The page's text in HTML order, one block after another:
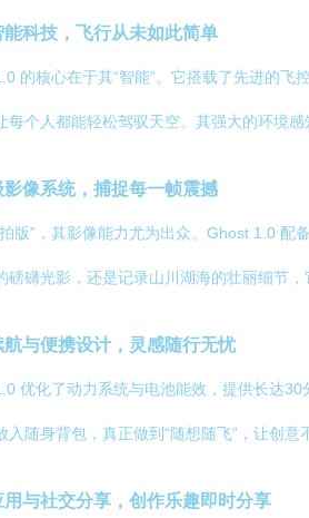
科技，飞行从未如此简单
的核心在于其“智能”。它搭载了先进的
每个人都能轻松驾驭天空。其强大的环境
像系统，捕捉每一帧震撼
版”，其影像能力尤为出众。Ghost 1.0
磅礴光影，还是记录山川湖海的壮丽细节
航与便携设计，灵感随行无忧
优化了动力系统与电池能效，提供长达
入随身背包，真正做到“随想随飞”，让创意
用与社交分享，创作乐趣即时分享